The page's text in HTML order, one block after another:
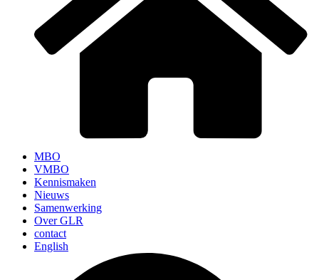
MBO
VMBO
Kennismaken
Nieuws
Samenwerking
Over GLR
contact
English